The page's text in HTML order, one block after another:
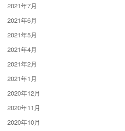
2021年7月
2021年6月
2021年5月
2021年4月
2021年2月
2021年1月
2020年12月
2020年11月
2020年10月